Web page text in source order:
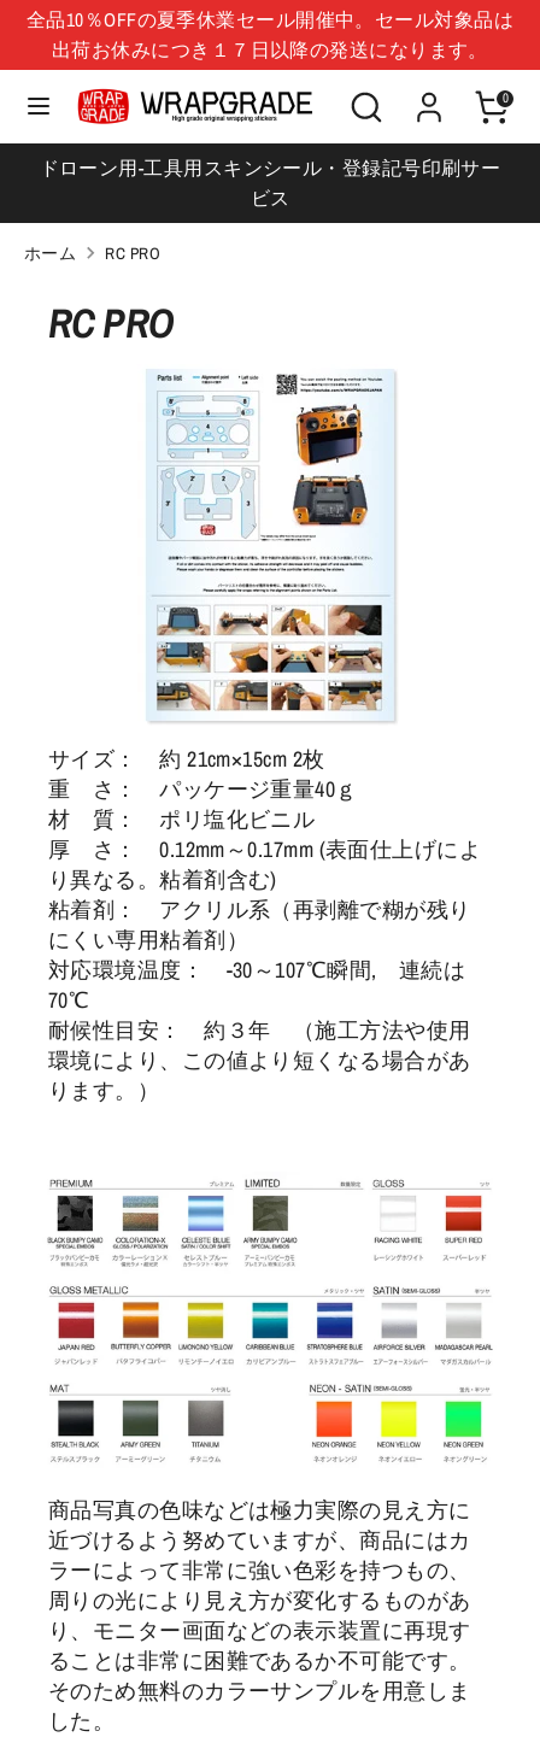
テ
動
全品10％OFFの夏季休業セール開催中。セール対象品は
出荷お休みにつき１７日以降の発送になります。
シ
ョ
ッ
プ
を
検
0
日本 (JPY ¥)
言
語
日本語
検
索
シ
ョ
ッ
を
索
ドローン用-工具用スキンシール・登録記号印刷サー
ビス
ホーム RC PRO
RC PRO
サイズ： 約 21cm×15cm 2枚
重 さ： パッケージ重量40ｇ
材 質： ポリ塩化ビニル
厚 さ： 0.12mm～0.17mm (表面仕上げによ
り異なる。粘着剤含む)
粘着剤： アクリル系（再剥離で糊が残り
にくい専用粘着剤）
対応環境温度： -30～107℃瞬間, 連続は
70℃
耐候性目安： 約３年 （施工方法や使用
環境により、この値より短くなる場合があ
ります。）
商品写真の色味などは極力実際の見え方に
近づけるよう努めていますが、商品にはカ
ラーによって非常に強い色彩を持つもの、
周りの光により見え方が変化するものがあ
り、モニター画面などの表示装置に再現す
ることは非常に困難であるか不可能です。
そのため無料のカラーサンプルを用意しま
した。